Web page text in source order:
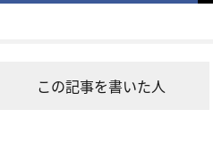
この記事を書いた人